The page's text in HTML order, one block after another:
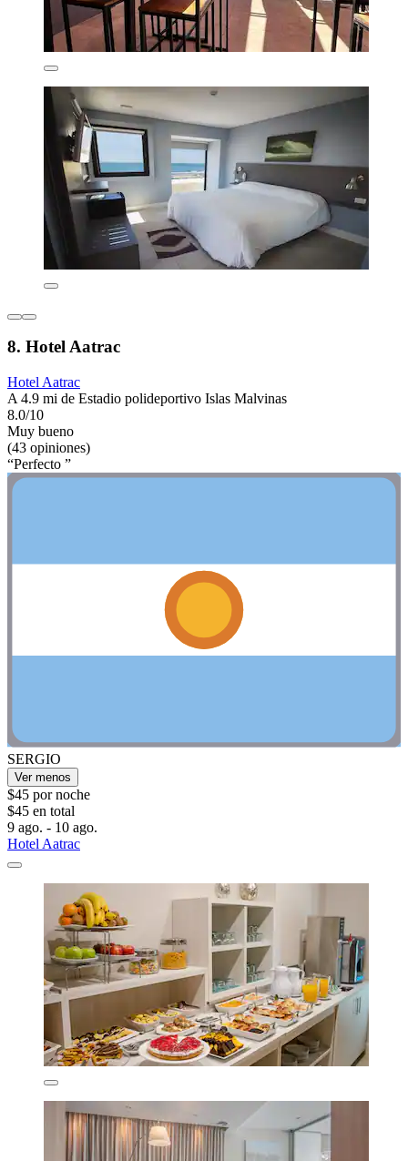
8. Hotel Aatrac
Hotel Aatrac
A 4.9 mi de Estadio polideportivo Islas Malvinas
8.0/10
Muy bueno
(43 opiniones)
“Perfecto ”
SERGIO
Ver menos
$45 por noche
$45 en total
9 ago. - 10 ago.
Hotel Aatrac